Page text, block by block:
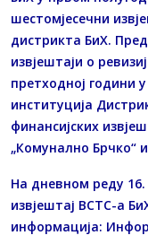
шестомјесечни
дистрикта БиХ.
извјештаји о
претходној години
институција
финансијских
„Комунално Брчко“
На дневном реду
извјештај ВСТС-а
информација: